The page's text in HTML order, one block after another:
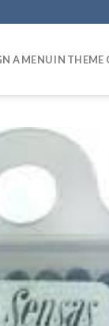
A MENU IN THEME